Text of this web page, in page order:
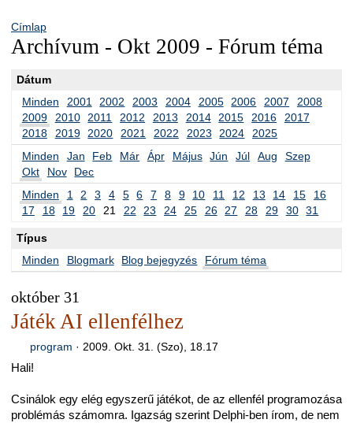
Címlap
Archívum - Okt 2009 - Fórum téma
Dátum
Minden
2001 2002 2003 2004 2005 2006 2007
2008
2009
2010 2011 2012 2013 2014 2015 2016
2017
2018
2019 2020 2021 2022 2023 2024
2025
Minden
Jan Feb Már Ápr Május Jún Júl Aug
Szep
Okt
Nov
Dec
Minden
1 2 3 4 5 6 7 8 9 10 11 12 13 14 15
16
17
18 19 20 21 22 23 24 25 26 27 28 29 30 31
Típus
Minden
Blogmark Blog bejegyzés Fórum téma
október 31
Játék AI ellenfélhez
program · 2009. Okt. 31. (Szo), 18.17
Hali!
Csinálok egy elég egyszerű játékot, de az ellenfél programozása
problémás számomra. Igazság szerint Delphi-ben írom, de nem